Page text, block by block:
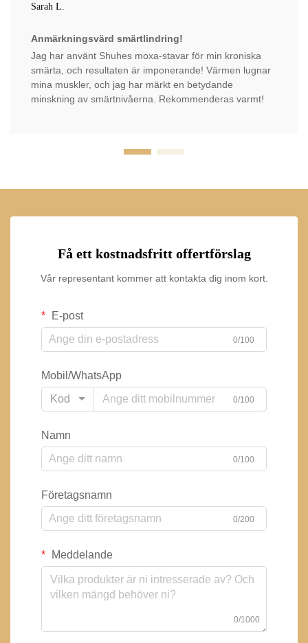
Sarah L.
Anmärkningsvärd smärtlindring!
Jag har använt Shuhes moxa-stavar för min kroniska
smärta, och resultaten är imponerande! Värmen lugnar
mina muskler, och jag har märkt en betydande
minskning av smärtnivåerna. Rekommenderas varmt!
Få ett kostnadsfritt offertförslag
Vår representant kommer att kontakta dig inom kort.
E-post
0/100
Mobil/WhatsApp
Kod
0/100
Namn
0/100
Företagsnamn
0/200
Meddelande
0/1000